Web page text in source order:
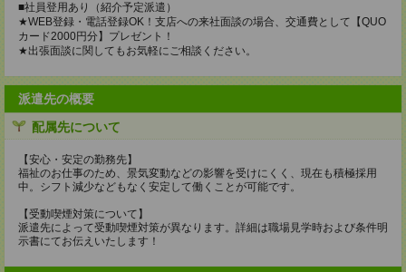
■社員登用あり（紹介予定派遣）
★WEB登録・電話登録OK！支店への来社面談の場合、交通費として【QUO
カード2000円分】プレゼント！
★出張面談に関してもお気軽にご相談ください。
派遣先の概要
配属先について
【安心・安定の勤務先】
福祉のお仕事のため、景気変動などの影響を受けにくく、現在も積極採用
中。シフト減少などもなく安定して働くことが可能です。
【受動喫煙対策について】
派遣先によって受動喫煙対策が異なります。詳細は職場見学時および条件明
示書にてお伝えいたします！